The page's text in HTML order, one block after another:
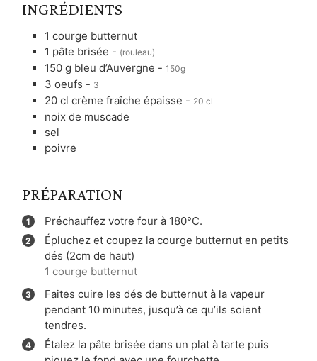
INGRÉDIENTS
1 courge butternut
1 pâte brisée - (rouleau)
150 g bleu d’Auvergne - 150g
3 oeufs - 3
20 cl crème fraîche épaisse - 20 cl
noix de muscade
sel
poivre
PRÉPARATION
Préchauffez votre four à 180°C.
Épluchez et coupez la courge butternut en petits
dés (2cm de haut)
1 courge butternut
Faites cuire les dés de butternut à la vapeur
pendant 10 minutes, jusqu’à ce qu’ils soient
tendres.
Étalez la pâte brisée dans un plat à tarte puis